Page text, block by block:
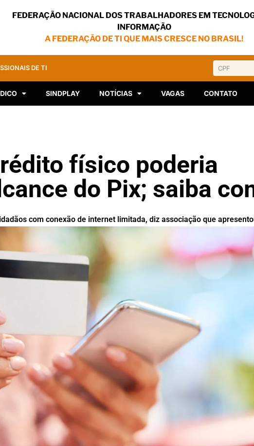
FEDERAÇÃO NACIONAL DOS TRABALHADORES EM
INFORMAÇÃO
A FEDERAÇÃO DE TI QUE MAIS CRESCE NO BRASIL!
DE TI
SINDPLAY NOTÍCIAS VAGAS CONTATO
físico poderia
do Pix; saiba
com conexão de internet limitada, diz associação que